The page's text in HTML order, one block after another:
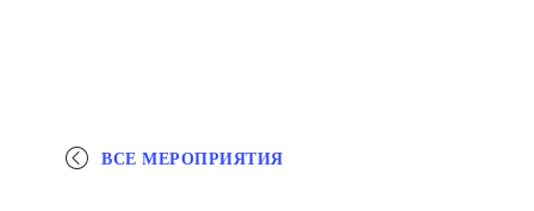
ВСЕ МЕРОПРИЯТИЯ